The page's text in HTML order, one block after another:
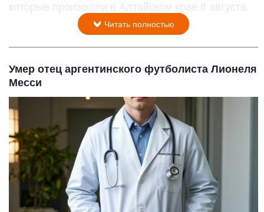
которые произошли в Алтайском крае 8 августа.
Читать полностью
Умер отец аргентинского футболиста Лионеля
Месси